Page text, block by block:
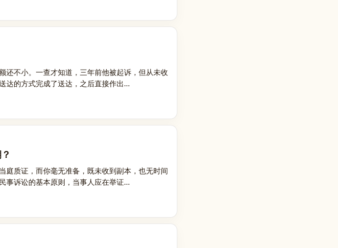
还不小。一查才知道，三年前他被起诉，但从未收
达的方式完成了送达，之后直接作出...
庭质证，而你毫无准备，既未收到副本，也无时间
事诉讼的基本原则，当事人应在举证...